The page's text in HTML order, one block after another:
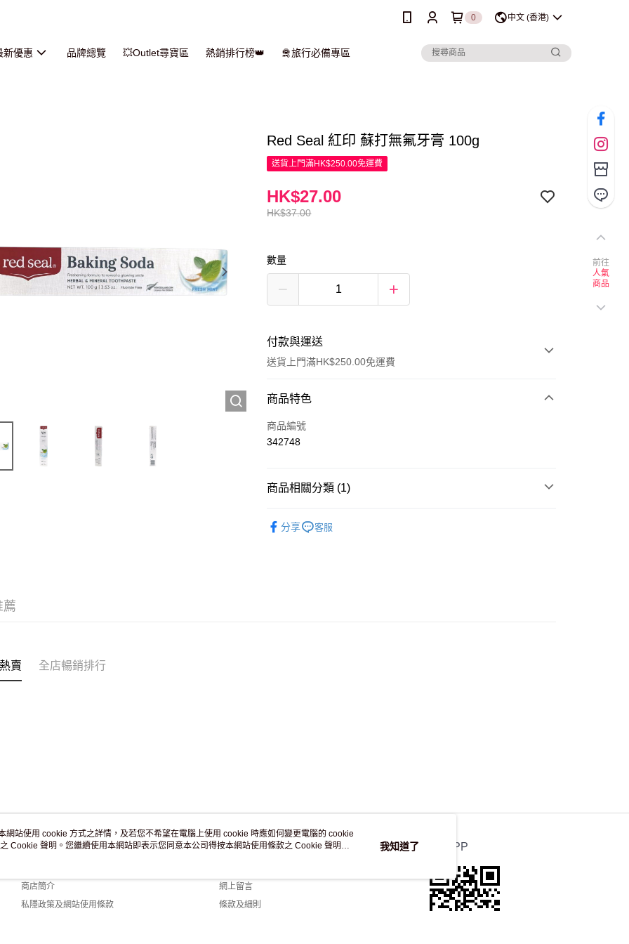
0 中文 (香港)
新優惠 品牌總覽 💥Outlet尋寶區 熱銷排行榜👑 🛅旅行必備專區
Red Seal 紅印 蘇打無氟牙膏 100g
送貨上門滿HK$250.00免運費
HK$37.00
HK$27.00
數量
付款與運送
送貨上門滿HK$250.00免運費
付款方式
信用卡
商品特色
商品編號
342748
商品相關分類 (1)
分享
客服
薦
賣 全店暢銷排行
關於我們
商店簡介
私隱政策及網站使用條款
客戶服務
網上留言
條款及細則
官方APP
前往
人氣
商品
網站使用 cookie 方式之詳情，及若您不希望在電腦上使用 cookie 時應如何變更電腦的 cookie
Cookie 聲明。您繼續使用本網站即表示您同意本公司得按本網站使用條款之 Cookie 聲明使
我知道了